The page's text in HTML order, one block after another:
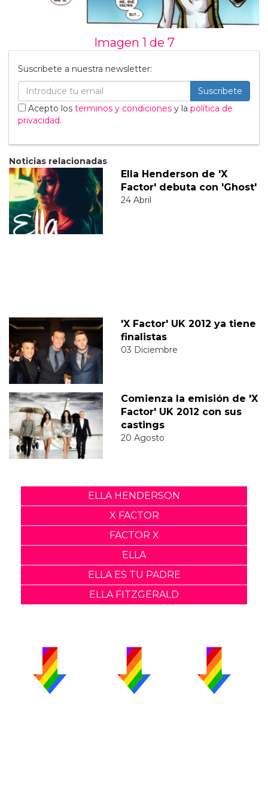
Imagen 1 de 7
Suscribete a nuestra newsletter:
Suscribete
Acepto los terminos y condiciones y la política de
privacidad.
Noticias relacionadas
Ella Henderson de 'X
Factor' debuta con 'Ghost'
24 Abril
'X Factor' UK 2012 ya tiene
finalistas
03 Diciembre
Comienza la emisión de 'X
Factor' UK 2012 con sus
castings
20 Agosto
ELLA HENDERSON
X FACTOR
FACTOR X
ELLA
ELLA ES TU PADRE
ELLA FITZGERALD